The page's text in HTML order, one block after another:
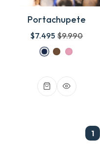
Portachupete
$7.495 $9.990
1